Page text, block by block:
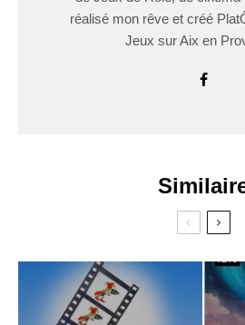
réalisé mon rêve et créé
Jeux sur Aix en